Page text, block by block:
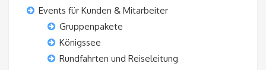
Events für Kunden & Mitarbeiter
Gruppenpakete
Königssee
Rundfahrten und Reiseleitung